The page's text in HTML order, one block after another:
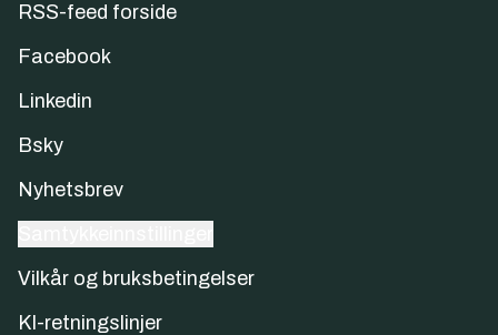
RSS-feed forside
Facebook
Linkedin
Bsky
Nyhetsbrev
Vilkår og bruksbetingelser
KI-retningslinjer